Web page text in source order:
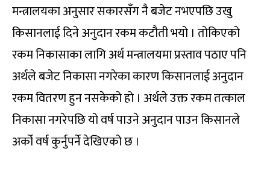
मन्त्रालयका अनुसार सकारसँग नै बजेट नभएपछि उखु
किसानलाई दिने अनुदान रकम कटौती भयो । तोकिएको
रकम निकासाका लागि अर्थ मन्त्रालयमा प्रस्ताव पठाए पनि
अर्थले बजेट निकासा नगरेका कारण किसानलाई अनुदान
रकम वितरण हुन नसकेको हो । अर्थले उक्त रकम तत्काल
निकासा नगरेपछि यो वर्ष पाउने अनुदान पाउन किसानले
अर्को वर्ष कुर्नुपर्ने देखिएको छ ।